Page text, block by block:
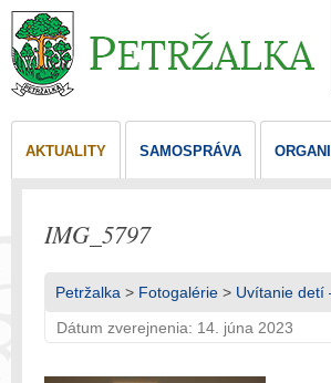
AKTUALITY SAMOSPRÁVA
IMG_5797
Petržalka > Fotogalérie > Uvítanie detí
Dátum zverejnenia: 14. júna 2023